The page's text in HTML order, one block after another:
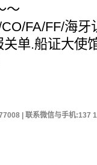
～
FA/FF/海牙
单.船证大使
| 联系微信与手机:137